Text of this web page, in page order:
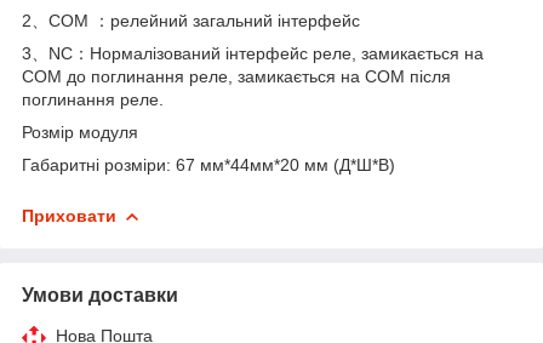
2、COM ：релейний загальний інтерфейс
3、NC：Нормалізований інтерфейс реле, замикається на
COM до поглинання реле, замикається на COM після
поглинання реле.
Розмір модуля
Габаритні розміри: 67 мм*44мм*20 мм (Д*Ш*В)
Приховати
Умови доставки
Нова Пошта